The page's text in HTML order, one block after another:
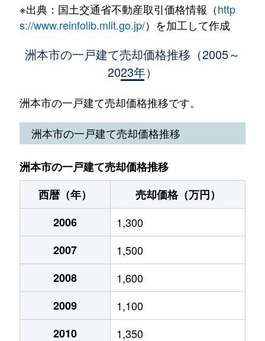
上物部
4,900万円 -
-
五色町鮎原鮎の郷
1,300万円
五色町都志
3,600万円 -
五色町都志角川
120万円
五色町鳥飼浦
580万円 -
-
五色町鳥飼中
500万円 -
-
220万円
2,400万円
※出典：国土交通省不動産取引価格情報（http
s://www.reinfolib.mlit.go.jp/）を加工して作成
洲本市の一戸建て売却価格推移（2005～
2023年）
洲本市の一戸建て売却価格推移です。
洲本市の一戸建て売却価格推移
洲本市の一戸建て売却価格推移
西暦（年）
売却価格（万円）
2006
1,300
2007
1,500
2008
1,600
2009
1,100
2010
1,350